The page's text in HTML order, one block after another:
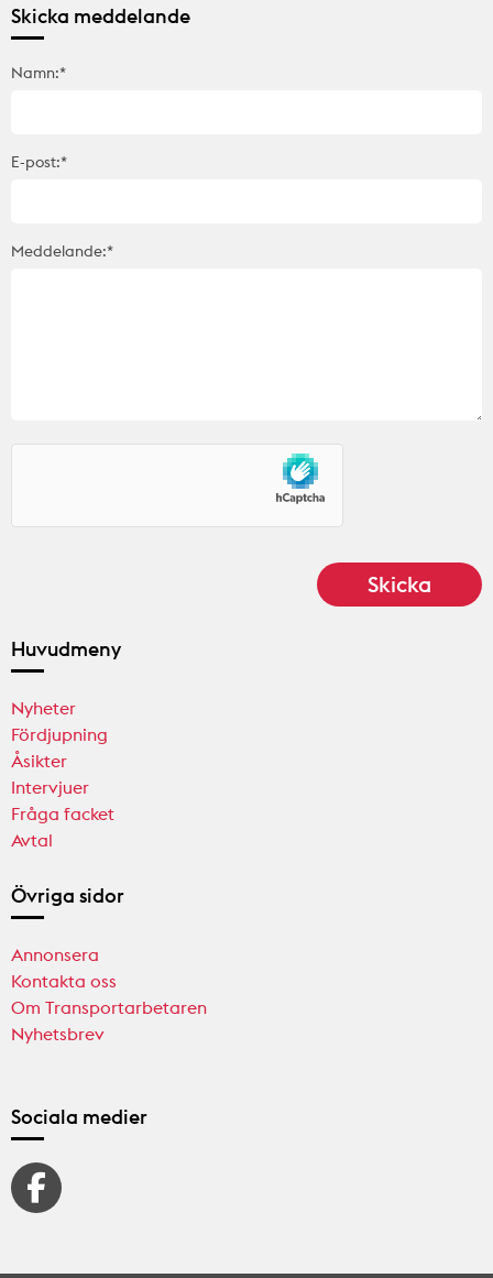
Skicka meddelande
Namn:*
E-post:*
Meddelande:*
Huvudmeny
Nyheter
Fördjupning
Åsikter
Intervjuer
Fråga facket
Avtal
Övriga sidor
Annonsera
Kontakta oss
Om Transportarbetaren
Nyhetsbrev
Sociala medier